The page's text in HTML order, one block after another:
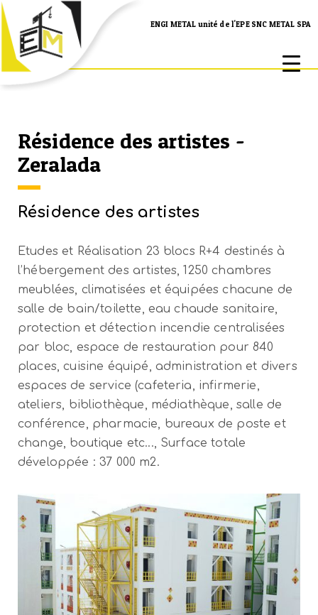
ENGI METAL unité de l'EPE SNC METAL SPA
Résidence des artistes -
Zeralada
Résidence des artistes
Etudes et Réalisation 23 blocs R+4 destinés à
l’hébergement des artistes, 1250 chambres
meublées, climatisées et équipées chacune de
salle de bain/toilette, eau chaude sanitaire,
protection et détection incendie centralisées
par bloc, espace de restauration pour 840
places, cuisine équipé, administration et divers
espaces de service (cafeteria, infirmerie,
ateliers, bibliothèque, médiathèque, salle de
conférence, pharmacie, bureaux de poste et
change, boutique etc..., Surface totale
développée : 37 000 m2.